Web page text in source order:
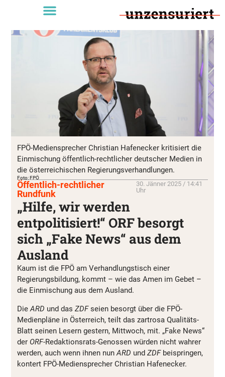
FPÖ-Mediensprecher Christian Hafenecker kritisiert die
Einmischung öffentlich-rechtlicher deutscher Medien in
die österreichischen Regierungsverhandlungen.
Foto: FPÖ
Öffentlich-rechtlicher
Rundfunk
30. Jänner 2025 / 14:41
Uhr
„Hilfe, wir werden
entpolitisiert!“ ORF besorgt
sich „Fake News“ aus dem
Ausland
Kaum ist die FPÖ am Verhandlungstisch einer
Regierungsbildung, kommt – wie das Amen im Gebet –
die Einmischung aus dem Ausland.
DieARD und das ZDFseien besorgt über die FPÖ-
Medienpläne in Österreich, teilt das zartrosa Qualitäts-
Blatt seinen Lesern gestern, Mittwoch, mit. „Fake News“
der ORF-Redaktionsrats-Genossen würden nicht wahrer
werden, auch wenn ihnen nunARD und ZDFbeispringen,
kontert FPÖ-Mediensprecher Christian Hafenecker.